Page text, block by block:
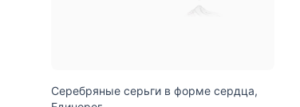
Серебряные серьги в форме сердца,